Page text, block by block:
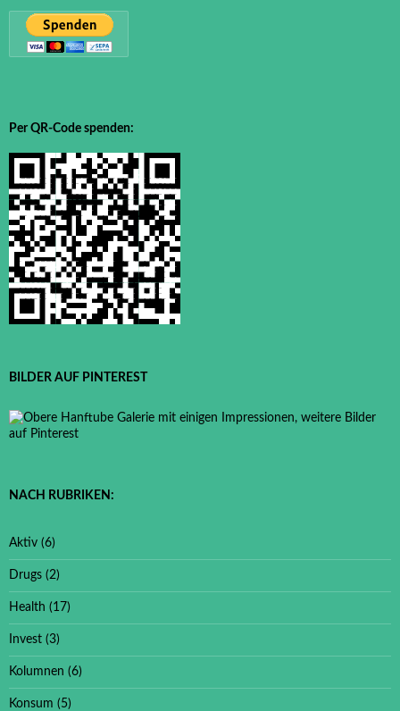
Per QR-Code spenden:
BILDER AUF PINTEREST
NACH RUBRIKEN:
Aktiv (6)
Drugs (2)
Health (17)
Invest (3)
Kolumnen (6)
Konsum (5)